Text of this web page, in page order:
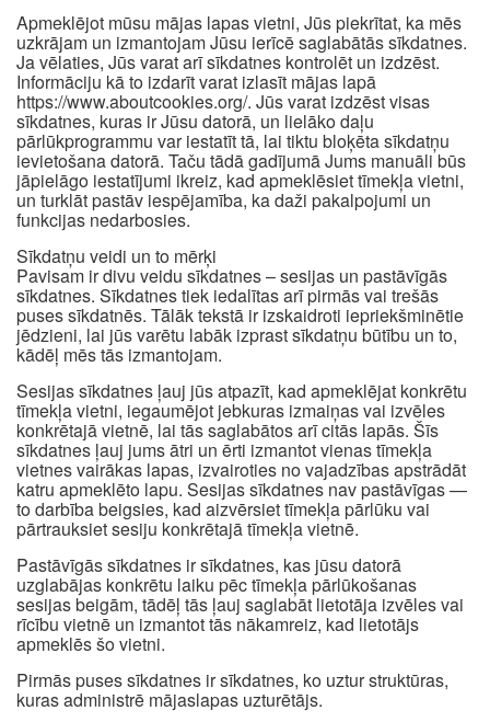
Apmeklējot mūsu mājas lapas vietni, Jūs piekrītat, ka mēs
uzkrājam un izmantojam Jūsu ierīcē saglabātās sīkdatnes.
Ja vēlaties, Jūs varat arī sīkdatnes kontrolēt un izdzēst.
Informāciju kā to izdarīt varat izlasīt mājas lapā
https://www.aboutcookies.org/. Jūs varat izdzēst visas
sīkdatnes, kuras ir Jūsu datorā, un lielāko daļu
pārlūkprogrammu var iestatīt tā, lai tiktu bloķēta sīkdatņu
ievietošana datorā. Taču tādā gadījumā Jums manuāli būs
jāpielāgo iestatījumi ikreiz, kad apmeklēsiet tīmekļa vietni,
un turklāt pastāv iespējamība, ka daži pakalpojumi un
funkcijas nedarbosies.
Sīkdatņu veidi un to mērķi
Pavisam ir divu veidu sīkdatnes – sesijas un pastāvīgās
sīkdatnes. Sīkdatnes tiek iedalītas arī pirmās vai trešās
puses sīkdatnēs. Tālāk tekstā ir izskaidroti iepriekšminētie
jēdzieni, lai jūs varētu labāk izprast sīkdatņu būtību un to,
kādēļ mēs tās izmantojam.
Sesijas sīkdatnes ļauj jūs atpazīt, kad apmeklējat konkrētu
tīmekļa vietni, iegaumējot jebkuras izmaiņas vai izvēles
konkrētajā vietnē, lai tās saglabātos arī citās lapās. Šīs
sīkdatnes ļauj jums ātri un ērti izmantot vienas tīmekļa
vietnes vairākas lapas, izvairoties no vajadzības apstrādāt
katru apmeklēto lapu. Sesijas sīkdatnes nav pastāvīgas —
to darbība beigsies, kad aizvērsiet tīmekļa pārlūku vai
pārtrauksiet sesiju konkrētajā tīmekļa vietnē.
Pastāvīgās sīkdatnes ir sīkdatnes, kas jūsu datorā
uzglabājas konkrētu laiku pēc tīmekļa pārlūkošanas
sesijas beigām, tādēļ tās ļauj saglabāt lietotāja izvēles vai
rīcību vietnē un izmantot tās nākamreiz, kad lietotājs
apmeklēs šo vietni.
Pirmās puses sīkdatnes ir sīkdatnes, ko uztur struktūras,
kuras administrē mājaslapas uzturētājs.